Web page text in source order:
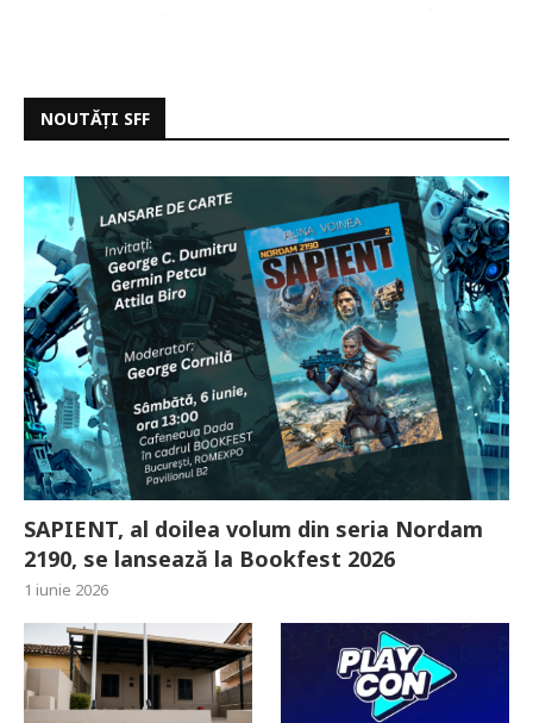
NOUTĂȚI SFF
SAPIENT, al doilea volum din seria Nordam
2190, se lansează la Bookfest 2026
1 iunie 2026